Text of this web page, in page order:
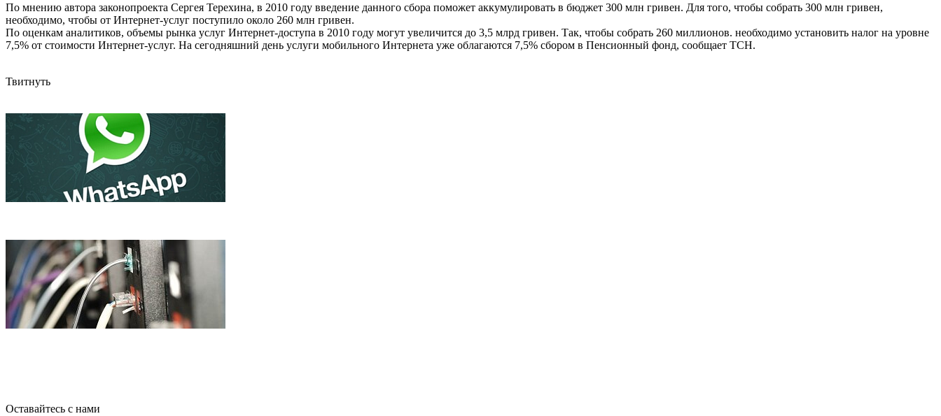
По мнению автора законопроекта Сергея Терехина, в 2010 году введение данного сбора поможет аккумулировать в бюджет 300 млн гривен. Для того, чтобы собрать 300 млн гривен,
необходимо, чтобы от Интернет-услуг поступило около 260 млн гривен.
По оценкам аналитиков, объемы рынка услуг Интернет-доступа в 2010 году могут увеличится до 3,5 млрд гривен. Так, чтобы собрать 260 миллионов. необходимо установить налог на уровне
7,5% от стоимости Интернет-услуг. На сегодняшний день услуги мобильного Интернета уже облагаются 7,5% сбором в Пенсионный фонд, сообщает ТСН.
Твитнуть
Оставайтесь с нами